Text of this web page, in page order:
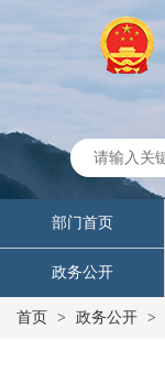
部门首页
政务公开
首页 > 政务公开 >